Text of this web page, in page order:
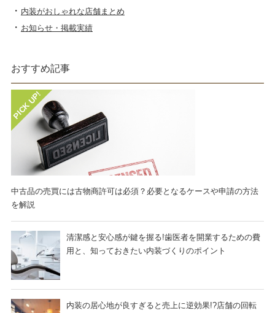
内装がおしゃれな店舗まとめ
お知らせ・掲載実績
おすすめ記事
中古品の売買には古物商許可は必須？必要となるケースや申請の方法
を解説
清潔感と安心感が鍵を握る!歯医者を開業するための費
用と、知っておきたい内装づくりのポイント
内装の居心地が良すぎると売上に逆効果!?店舗の回転